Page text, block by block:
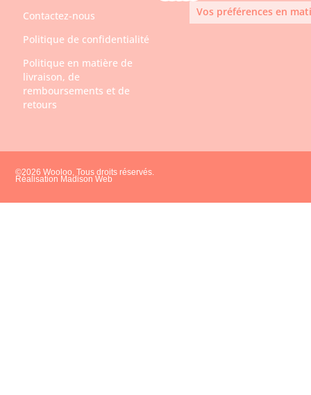
Contactez-nous
Politique de confidentialité
Politique en matière de
livraison, de
remboursements et de
retours
Vos préférences en
©2026 Wooloo, Tous droits réservés.
Réalisation Madison Web